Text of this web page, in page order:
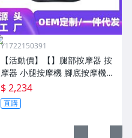
Y1722150391
【活動價】【】腿部按摩器 按
摩器 小腿按摩機 腳底按摩機
深層按摩軟體全自動足療機穴
位揉捏家用按腳器腳部腿部足
底足部腳底
$ 2,234
直購